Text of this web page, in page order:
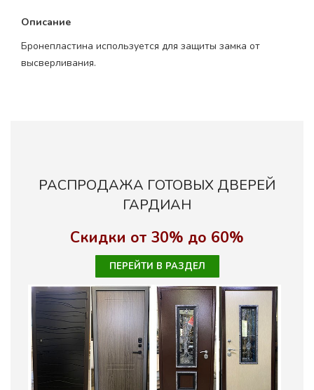
Описание
Бронепластина используется для защиты замка от
высверливания.
РАСПРОДАЖА ГОТОВЫХ ДВЕРЕЙ
ГАРДИАН
Скидки от 30% до 60%
ПЕРЕЙТИ В РАЗДЕЛ